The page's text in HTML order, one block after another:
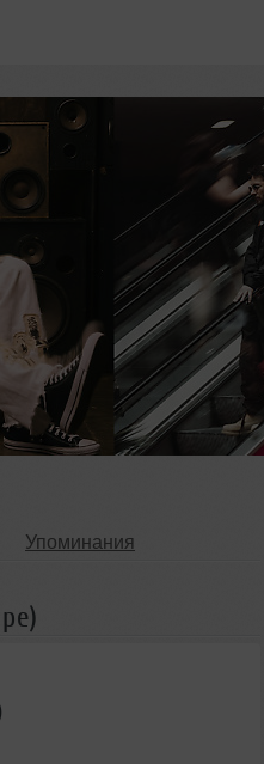
Упоминания